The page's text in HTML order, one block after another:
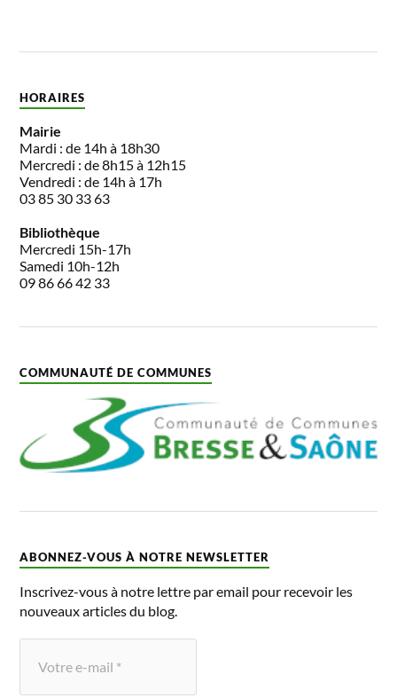
HORAIRES
Mairie
Mardi : de 14h à 18h30
Mercredi : de 8h15 à 12h15
Vendredi : de 14h à 17h
03 85 30 33 63
Bibliothèque
Mercredi 15h-17h
Samedi 10h-12h
09 86 66 42 33
COMMUNAUTÉ DE COMMUNES
ABONNEZ-VOUS À NOTRE NEWSLETTER
Inscrivez-vous à notre lettre par email pour recevoir les
nouveaux articles du blog.